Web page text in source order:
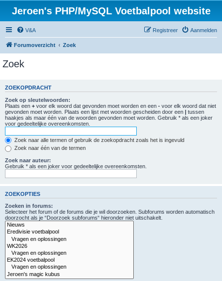
Jeroen's PHP/MySQL Voetbalpool website
V&A Aanmelden
Registreer
Forumoverzicht Zoek
Zoek
ZOEKOPDRACHT
Zoek op sleutelwoorden:
Plaats een + voor elk woord dat gevonden moet worden en een - voor elk woord dat niet
gevonden moet worden. Plaats een lijst met woorden gescheiden door een | tussen
haakjes als maar één van de woorden gevonden moet worden. Gebruik * als een joker
voor gedeeltelijke overeenkomsten.
Zoek naar alle termen of gebruik de zoekopdracht zoals het is ingevuld
Zoek naar één van de termen
Zoek naar auteur:
Gebruik * als een joker voor gedeeltelijke overeenkomsten.
ZOEKOPTIES
Zoeken in forums:
Selecteer het forum of de forums die je wil doorzoeken. Subforums worden automatisch
doorzocht als je “Doorzoek subforums“ hieronder niet uitschakelt.